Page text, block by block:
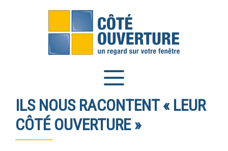
ILS NOUS RACONTENT « LEUR
CÔTÉ OUVERTURE »